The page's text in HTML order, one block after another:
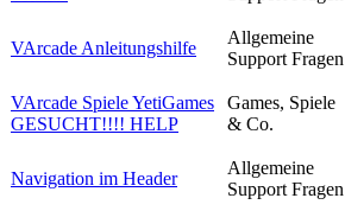
VArcade Anleitungshilfe
Allgemeine
Support Fragen
VArcade Spiele YetiGames
GESUCHT!!!! HELP
Games, Spiele
& Co.
Navigation im Header
Allgemeine
Support Fragen